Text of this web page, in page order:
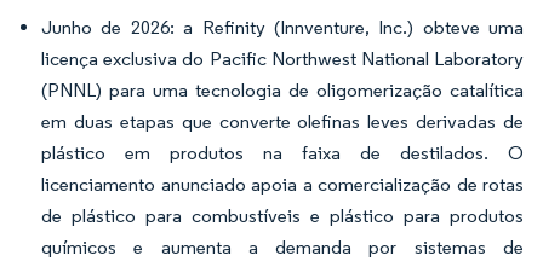
Junho de 2026: a Refinity (Innventure, Inc.) obteve uma
licença exclusiva do Pacific Northwest National Laboratory
(PNNL) para uma tecnologia de oligomerização catalítica
em duas etapas que converte olefinas leves derivadas de
plástico em produtos na faixa de destilados. O
licenciamento anunciado apoia a comercialização de rotas
de plástico para combustíveis e plástico para produtos
químicos e aumenta a demanda por sistemas de